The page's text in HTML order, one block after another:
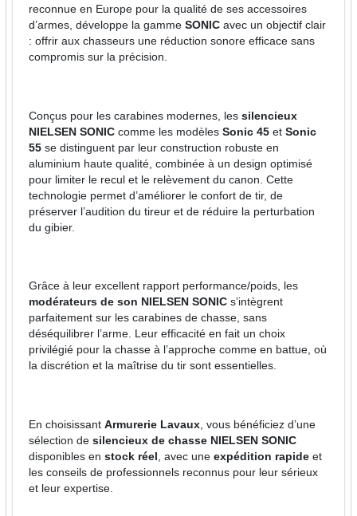
reconnue en Europe pour la qualité de ses accessoires
d’armes, développe la gammeSONIC avec un objectif clair
: offrir aux chasseurs une réduction sonore efficace sans
compromis sur la précision.
Conçus pour les carabines modernes, lessilencieux
NIELSEN SONIC comme les modèlesSonic 45 etSonic
55 se distinguent par leur construction robuste en
aluminium haute qualité, combinée à un design optimisé
pour limiter le recul et le relèvement du canon. Cette
technologie permet d’améliorer le confort de tir, de
préserver l’audition du tireur et de réduire la perturbation
du gibier.
Grâce à leur excellent rapport performance/poids, les
modérateurs de son NIELSEN SONIC s’intègrent
parfaitement sur les carabines de chasse, sans
déséquilibrer l’arme. Leur efficacité en fait un choix
privilégié pour la chasse à l’approche comme en battue, où
la discrétion et la maîtrise du tir sont essentielles.
En choisissantArmurerie Lavaux , vous bénéficiez d’une
sélection desilencieux de chasse NIELSEN SONIC
disponibles enstock réel , avec uneexpédition rapide et
les conseils de professionnels reconnus pour leur sérieux
et leur expertise.